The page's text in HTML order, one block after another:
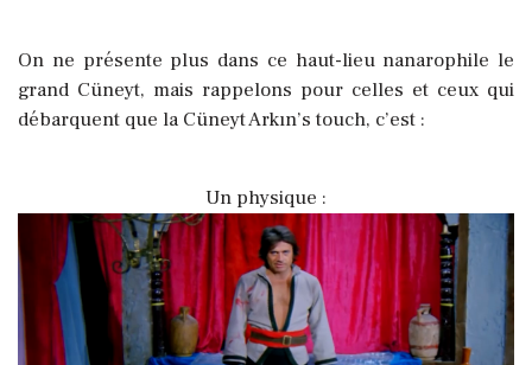
On ne présente plus dans ce haut-lieu nanarophile le
grand Cüneyt, mais rappelons pour celles et ceux qui
débarquent que la Cüneyt Arkın’s touch, c’est :
Un physique :